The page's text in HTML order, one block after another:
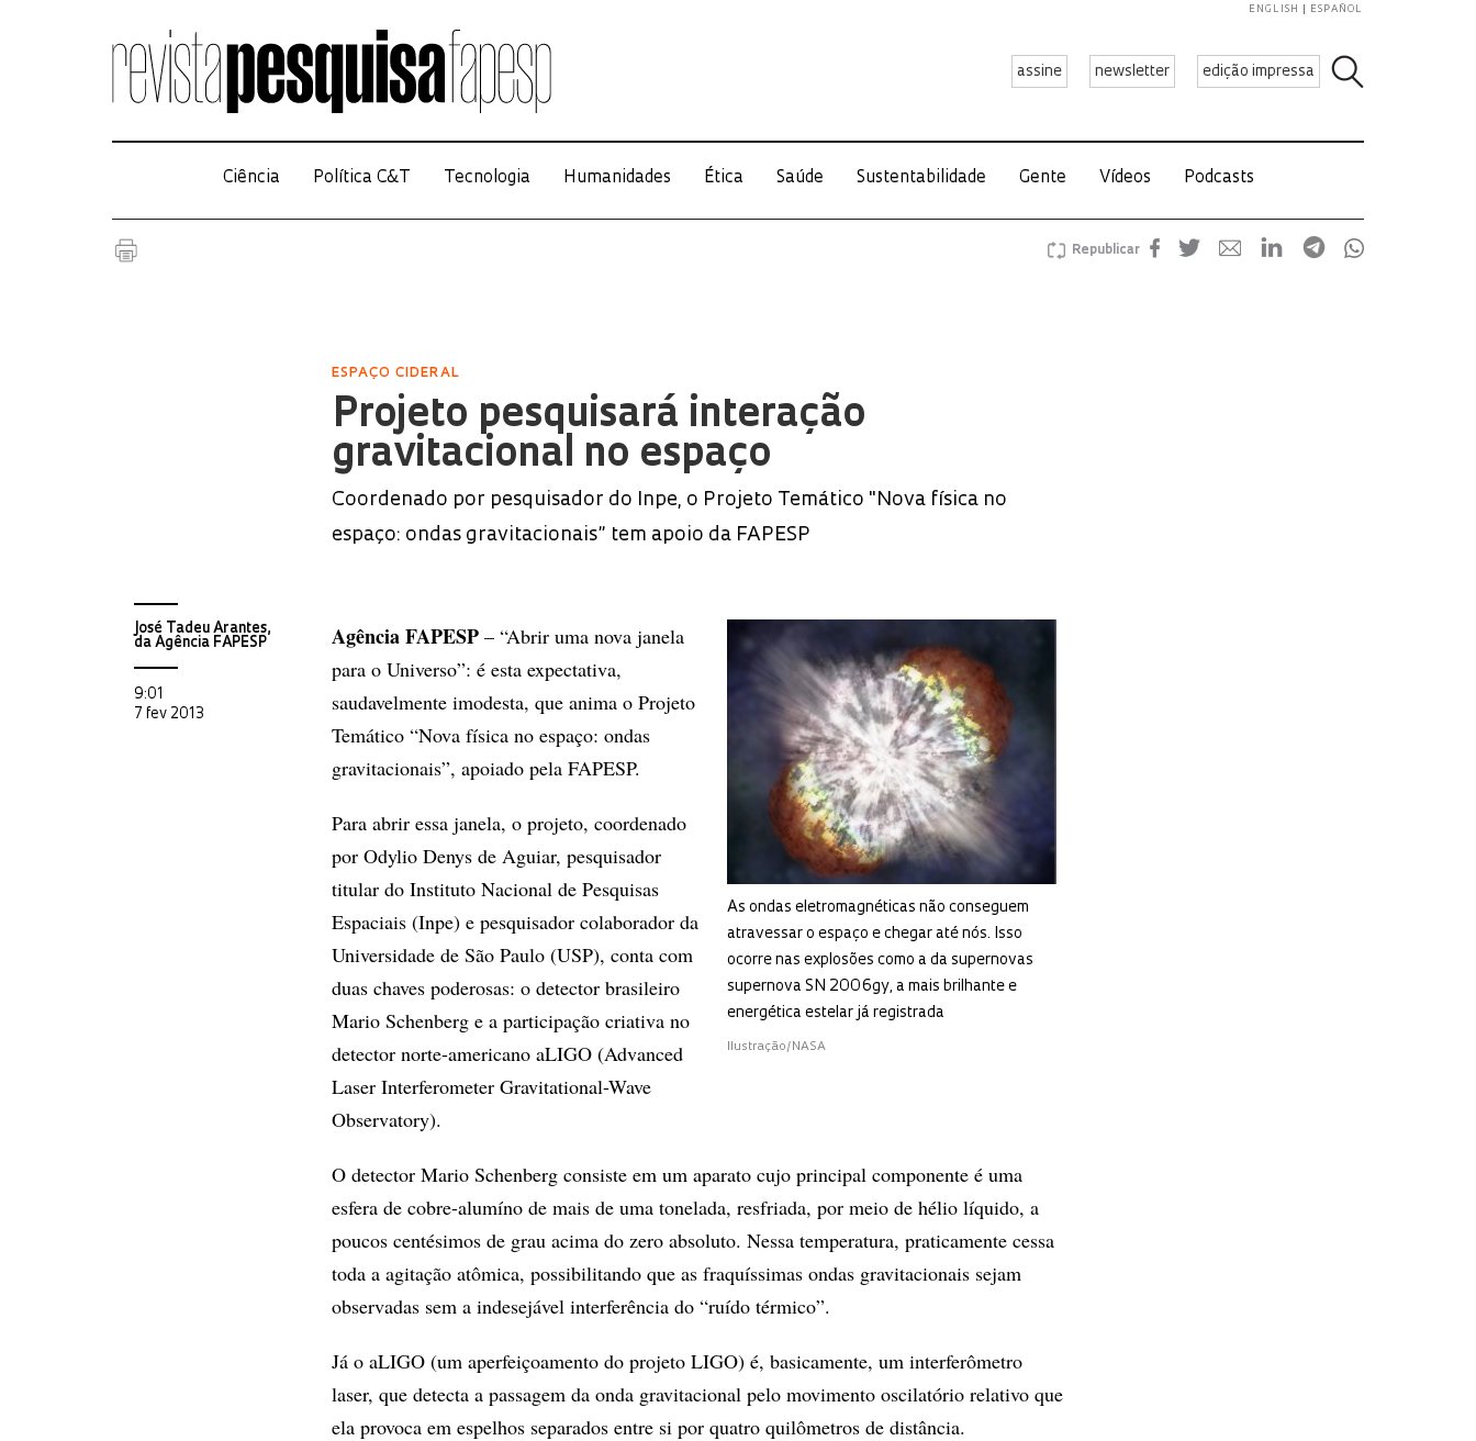
assine newsletter edição impressa
ENGLISH ESPAÑOL
Ciência Política C&T Tecnologia Humanidades Ética Saúde Sustentabilidade Gente Vídeos Podcasts
Republicar
ESPAÇO CIDERAL
Projeto pesquisará interação
gravitacional no espaço
Coordenado por pesquisador do Inpe, o Projeto Temático "Nova física no
espaço: ondas gravitacionais” tem apoio da FAPESP
José Tadeu Arantes,
da Agência FAPESP
9:01
7 fev 2013
As ondas eletromagnéticas não conseguem
atravessar o espaço e chegar até nós. Isso
ocorre nas explosões como a da supernovas
supernova SN 2006gy, a mais brilhante e
energética estelar já registrada
Ilustração/NASA
Agência FAPESP – “Abrir uma nova janela
para o Universo”: é esta expectativa,
saudavelmente imodesta, que anima o Projeto
Temático “Nova física no espaço: ondas
gravitacionais”, apoiado pela FAPESP.
Para abrir essa janela, o projeto, coordenado
por Odylio Denys de Aguiar, pesquisador
titular do Instituto Nacional de Pesquisas
Espaciais (Inpe) e pesquisador colaborador da
Universidade de São Paulo (USP), conta com
duas chaves poderosas: o detector brasileiro
Mario Schenberg e a participação criativa no
detector norte-americano aLIGO (Advanced
Laser Interferometer Gravitational-Wave
Observatory).
O detector Mario Schenberg consiste em um aparato cujo principal componente é uma
esfera de cobre-alumíno de mais de uma tonelada, resfriada, por meio de hélio líquido, a
poucos centésimos de grau acima do zero absoluto. Nessa temperatura, praticamente cessa
toda a agitação atômica, possibilitando que as fraquíssimas ondas gravitacionais sejam
observadas sem a indesejável interferência do “ruído térmico”.
Já o aLIGO (um aperfeiçoamento do projeto LIGO) é, basicamente, um interferômetro
laser, que detecta a passagem da onda gravitacional pelo movimento oscilatório relativo que
ela provoca em espelhos separados entre si por quatro quilômetros de distância.